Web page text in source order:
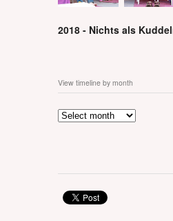
2018 - Nichts als
View timeline by month